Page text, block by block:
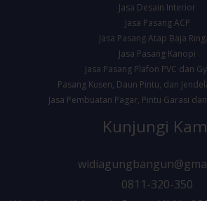
Jasa Desain Interior
Jasa Pasang ACP
Jasa Pasang Atap Baja
Jasa Pasang Kanopi
Jasa Pasang Plafon PVC dan
Pasang Kusen, Daun Pintu, dan
Jasa Pembuatan Pagar, Pintu Garasi
Kunjungi
0811-320-350